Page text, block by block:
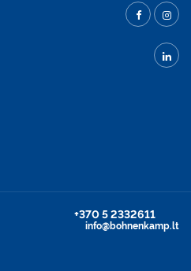
+370 5 2332611
info@bohnenkamp.lt